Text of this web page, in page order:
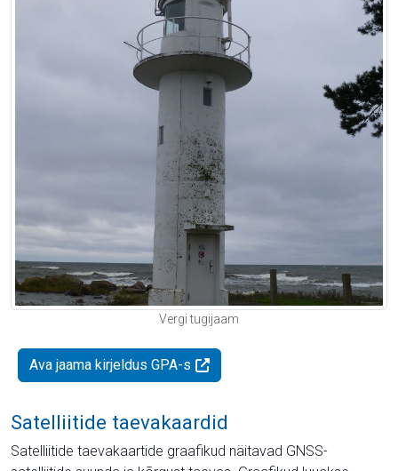
Vergi tugijaam
Ava jaama kirjeldus GPA-s
Satelliitide taevakaardid
Satelliitide taevakaartide graafikud näitavad GNSS-